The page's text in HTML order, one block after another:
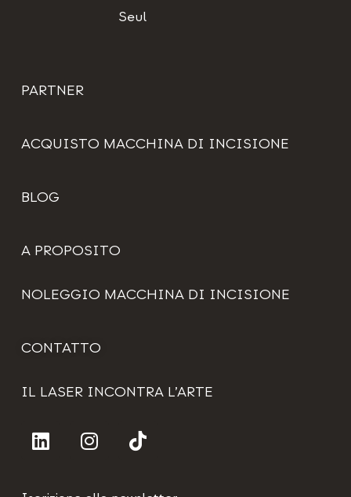
Seul
PARTNER
ACQUISTO MACCHINA DI INCISIONE
BLOG
A PROPOSITO
NOLEGGIO MACCHINA DI INCISIONE
CONTATTO
IL LASER INCONTRA L’ARTE